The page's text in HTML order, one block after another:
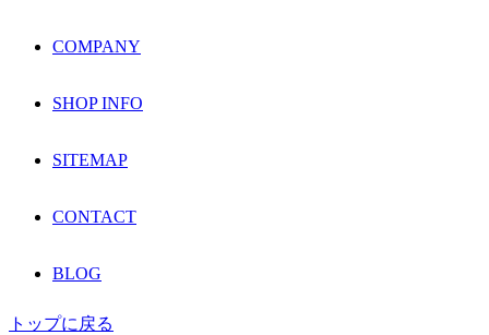
COMPANY
SHOP INFO
SITEMAP
CONTACT
BLOG
トップに戻る